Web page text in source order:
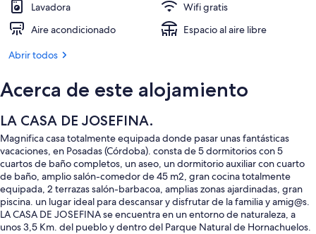
Lavadora
Wifi gratis
Aire acondicionado
Espacio al aire libre
Abrir todos
Acerca de este alojamiento
LA CASA DE JOSEFINA.
Magnifica casa totalmente equipada donde pasar unas fantásticas
vacaciones, en Posadas (Córdoba). consta de 5 dormitorios con 5
cuartos de baño completos, un aseo, un dormitorio auxiliar con cuarto
de baño, amplio salón-comedor de 45 m2, gran cocina totalmente
equipada, 2 terrazas salón-barbacoa, amplias zonas ajardinadas, gran
piscina. un lugar ideal para descansar y disfrutar de la familia y amig@s.
LA CASA DE JOSEFINA se encuentra en un entorno de naturaleza, a
unos 3,5 Km. del pueblo y dentro del Parque Natural de Hornachuelos.